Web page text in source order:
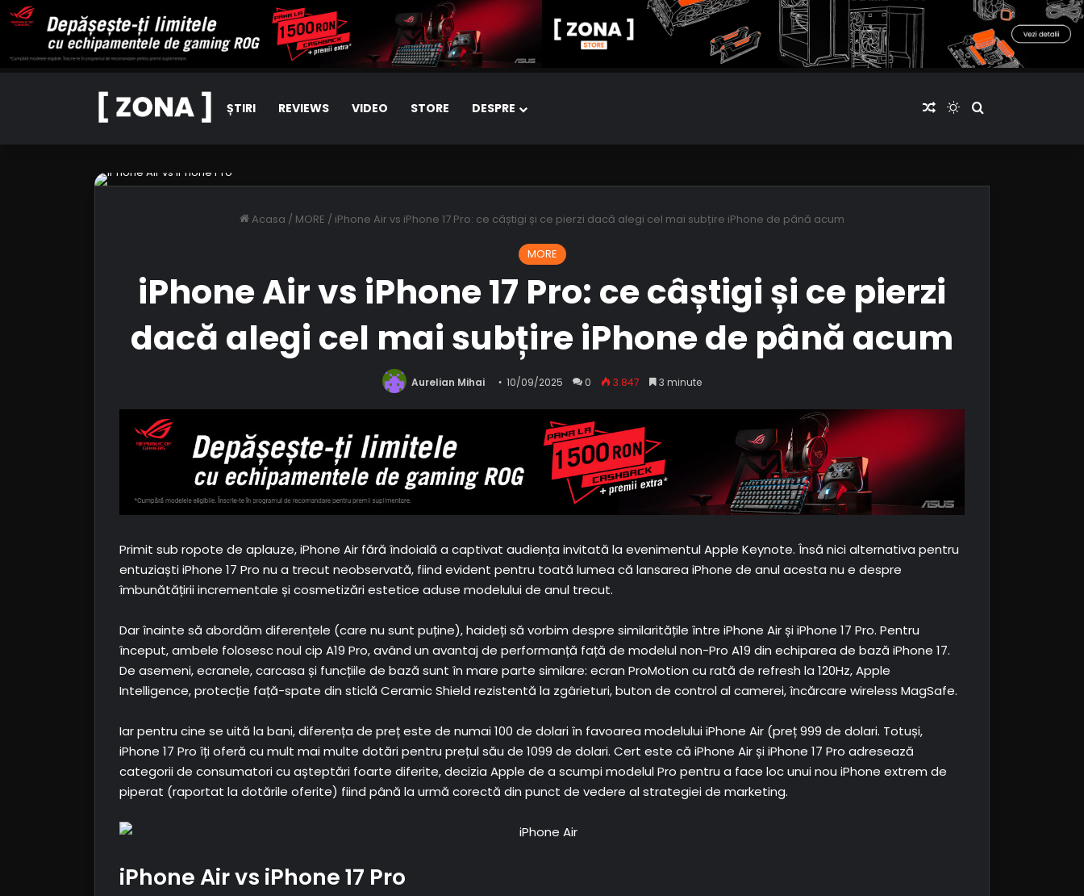
ȘTIRI REVIEWS VIDEO STORE DESPRE Articol aleatoriu
Switch skin
Cauta articole
Acasa / MORE / iPhone Air vs iPhone 17 Pro: ce câștigi și ce pierzi dacă alegi cel mai subțire iPhone de până acum
MORE
iPhone Air vs iPhone 17 Pro: ce câștigi și ce pierzi
dacă alegi cel mai subțire iPhone de până acum
Aurelian Mihai 10/09/2025 0 3.847 3 minute
Primit sub ropote de aplauze, iPhone Air fără îndoială a captivat audiența invitată la evenimentul Apple Keynote. Însă nici alternativa pentru
entuziaști iPhone 17 Pro nu a trecut neobservată, fiind evident pentru toată lumea că lansarea iPhone de anul acesta nu e despre
îmbunătățirii incrementale și cosmetizări estetice aduse modelului de anul trecut.
Dar înainte să abordăm diferențele (care nu sunt puține), haideți să vorbim despre similaritățile între iPhone Air și iPhone 17 Pro. Pentru
început, ambele folosesc noul cip A19 Pro, având un avantaj de performanță față de modelul non-Pro A19 din echiparea de bază iPhone 17.
De asemeni, ecranele, carcasa și funcțiile de bază sunt în mare parte similare: ecran ProMotion cu rată de refresh la 120Hz, Apple
Intelligence, protecție față-spate din sticlă Ceramic Shield rezistentă la zgârieturi, buton de control al camerei, încărcare wireless MagSafe.
Iar pentru cine se uită la bani, diferența de preț este de numai 100 de dolari în favoarea modelului iPhone Air (preț 999 de dolari. Totuși,
iPhone 17 Pro îți oferă cu mult mai multe dotări pentru prețul său de 1099 de dolari. Cert este că iPhone Air și iPhone 17 Pro adresează
categorii de consumatori cu așteptări foarte diferite, decizia Apple de a scumpi modelul Pro pentru a face loc unui nou iPhone extrem de
piperat (raportat la dotările oferite) fiind până la urmă corectă din punct de vedere al strategiei de marketing.
iPhone Air vs iPhone 17 Pro